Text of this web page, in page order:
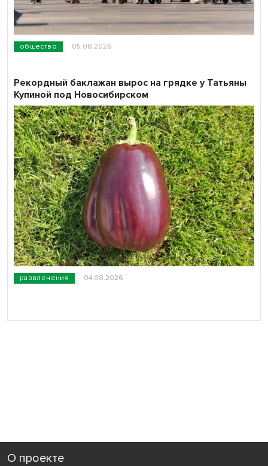
общество 05.08.2026
развлечения 04.08.2026
Рекордный баклажан вырос на грядке у Татьяны
Купиной под Новосибирском
О проекте